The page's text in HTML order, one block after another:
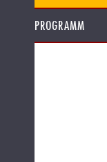
PROGRAMM